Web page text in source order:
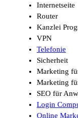
Internetseite
Router
Kanzlei
VPN
Telefonie
Sicherheit
Marketing
Marketing
SEO für
Login
Online